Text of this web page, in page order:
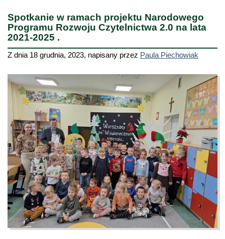
Szkoła
Podstawowa
Spotkanie w ramach projektu Narodowego
Programu Rozwoju Czytelnictwa 2.0 na lata
2021-2025 .
Z dnia 18 grudnia, 2023, napisany przez Paula Piechowiak